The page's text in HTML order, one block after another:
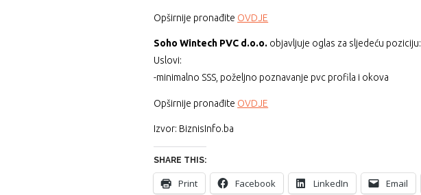
Opširnije pronađite OVDJE
Soho Wintech PVC d.o.o. objavljuje oglas za sljedeću poziciju:
Uslovi:
-minimalno SSS, poželjno poznavanje pvc profila i okova
Opširnije pronađite OVDJE
Izvor: BiznisInfo.ba
SHARE THIS:
Print Facebook LinkedIn Email